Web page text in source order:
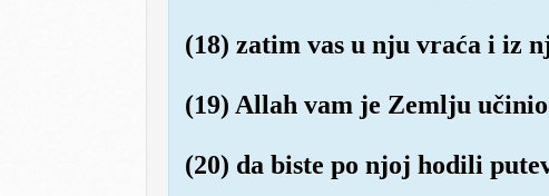
(18) zatim vas u nju vraća i iz
(19) Allah vam je Zemlju
(20) da biste po njoj hodili